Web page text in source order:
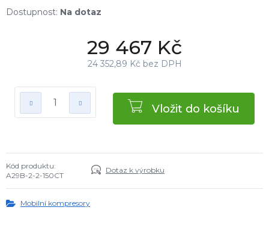
Na dotaz
29 467 Kč
24 352,89 Kč bez DPH
Vložit do košíku
Kód produktu:
A29B-2-2-150CT
Dotaz k výrobku
Mobilní kompresory